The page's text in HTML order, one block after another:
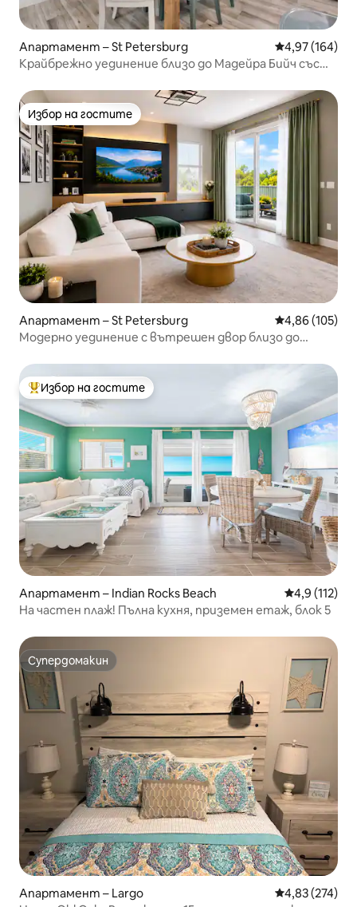
Апартамент – St Petersburg Средна
4,97 (164)
Крайбрежно уединение близо до Мадейра Бийч със
Избор на гостите
Избор на гостите
Апартамент – St Petersburg Средна
4,86 (105)
Модерно уединение с вътрешен двор близо до
Най-популярен избор на гостите
Избор на гостите
Апартамент – Indian Rocks Beach Средна
4,9 (112)
На частен плаж! Пълна кухня, приземен етаж, блок 5
Супердомакин
Супердомакин
Апартамент – Largo Средна
4,83 (274)